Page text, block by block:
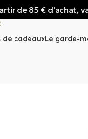
de 85 € d'achat,
de cadeauxLe garde-